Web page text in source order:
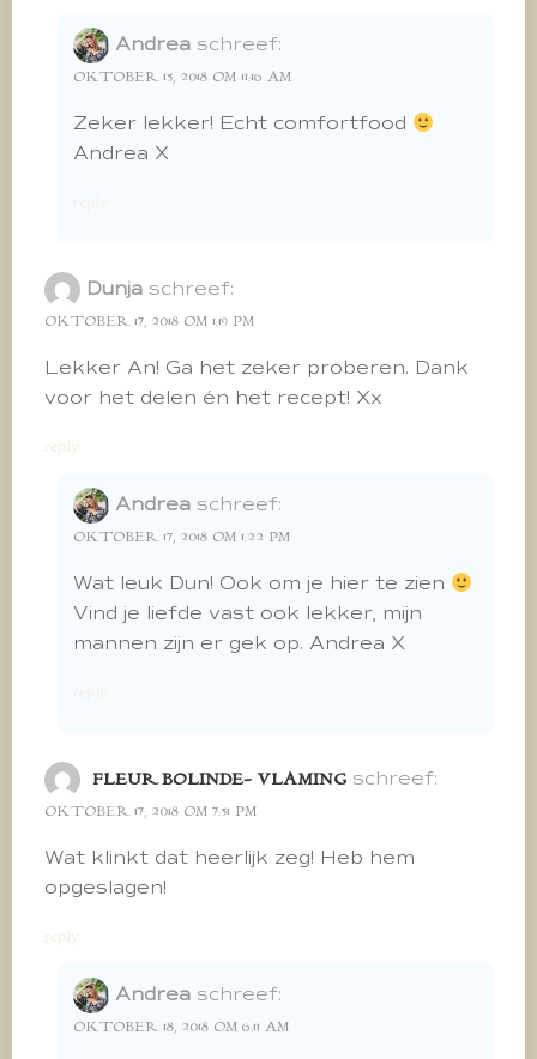
Andrea schreef:
OKTOBER 15, 2018 OM 11:16 AM
Zeker lekker! Echt comfortfood
Andrea X
reply
Dunja schreef:
OKTOBER 17, 2018 OM 1:19 PM
Lekker An! Ga het zeker proberen. Dank
voor het delen én het recept! Xx
reply
Andrea schreef:
OKTOBER 17, 2018 OM 1:22 PM
Wat leuk Dun! Ook om je hier te zien
Vind je liefde vast ook lekker, mijn
mannen zijn er gek op. Andrea X
reply
FLEUR BOLINDE- VLAMING schreef:
OKTOBER 17, 2018 OM 7:51 PM
Wat klinkt dat heerlijk zeg! Heb hem
opgeslagen!
reply
Andrea schreef:
OKTOBER 18, 2018 OM 6:11 AM